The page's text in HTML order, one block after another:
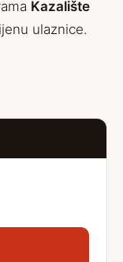
Kazalište
ulaznice.